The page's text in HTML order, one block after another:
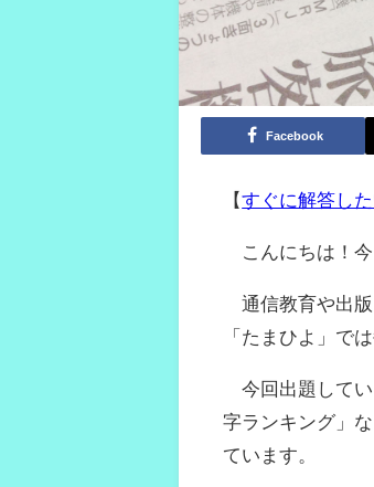
Facebook
【すぐに解答し
こんにちは！今
通信教育や出版
「たまひよ」で
今回出題してい
字ランキング」
ています。